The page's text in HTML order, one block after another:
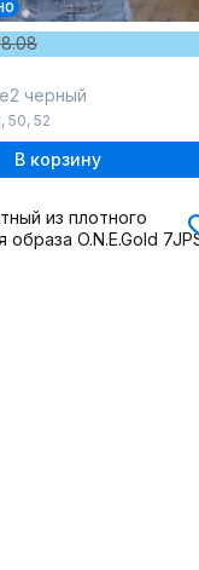
черный
, 50, 52
В корзину